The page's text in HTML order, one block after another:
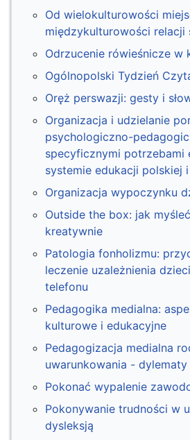
Od wielokulturowości
międzykulturowości relacji
Odrzucenie rówieśnicze w
Ogólnopolski Tydzień
Oręż perswazji: gesty i
Organizacja i udzielanie
psychologiczno-
specyficznymi potrzebami
systemie edukacji polskiej
Organizacja wypoczynku
Outside the box: jak
kreatywnie
Patologia fonholizmu:
leczenie uzależnienia
telefonu
Pedagogika medialna:
kulturowe i edukacyjne
Pedagogizacja medialna
uwarunkowania - dylematy
Pokonać wypalenie
Pokonywanie trudności w
dysleksją